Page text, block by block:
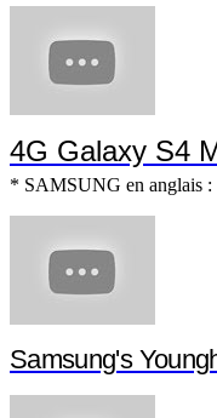
4G Galaxy S4
* SAMSUNG en anglais :
Samsung's